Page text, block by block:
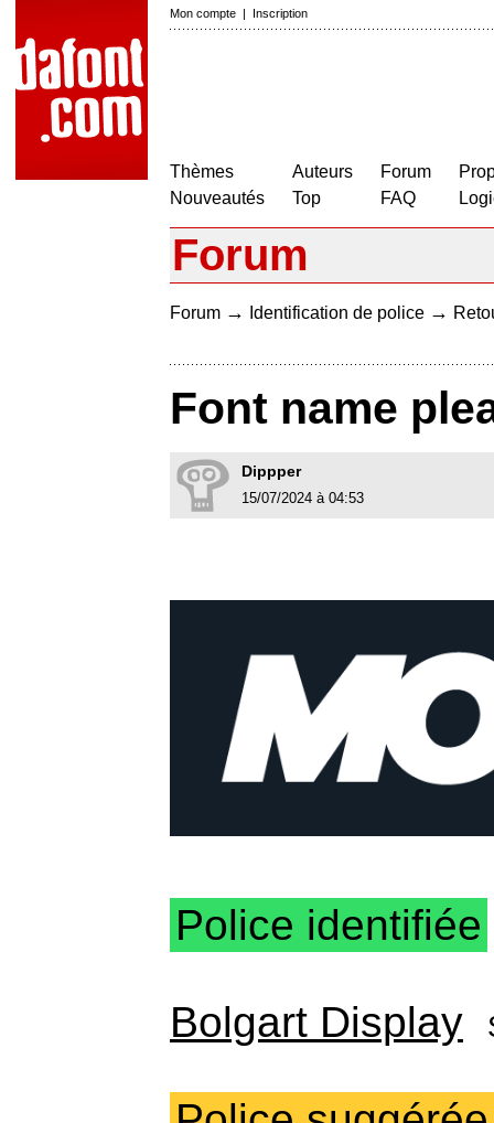
Mon compte | Inscription
Thèmes
Nouveautés
Auteurs
Top
Forum
FAQ
Forum
Forum → Identification de police →
Font name
Dippper
15/07/2024 à 04:53
Police identifiée
Bolgart Display